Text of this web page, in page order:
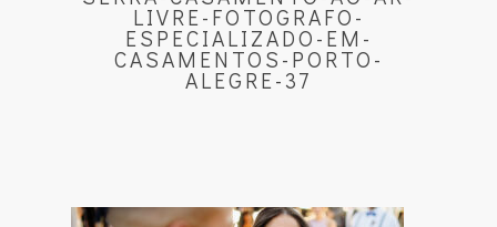
LIVRE-FOTOGRAFO-
ESPECIALIZADO-EM-
CASAMENTOS-PORTO-
ALEGRE-37